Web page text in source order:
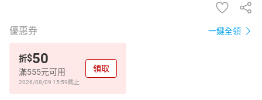
優惠券 一鍵全領
折$50
滿555元可用
2026/08/09 15:59截止
領取